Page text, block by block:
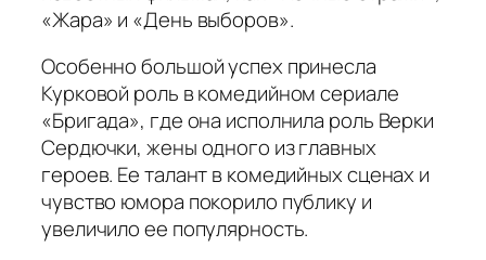
«Жара» и «День выборов».
Особенно большой успех принесла
Курковой роль в комедийном сериале
«Бригада», где она исполнила роль Верки
Сердючки, жены одного из главных
героев. Ее талант в комедийных сценах и
чувство юмора покорило публику и
увеличило ее популярность.